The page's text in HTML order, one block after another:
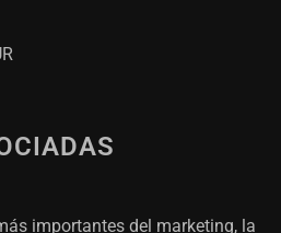
importantes del marketing, la